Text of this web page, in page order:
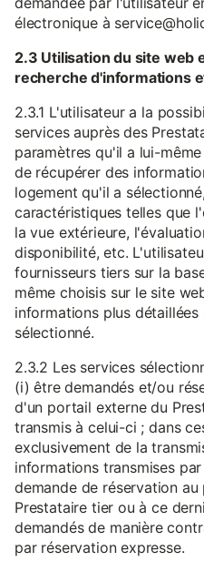
électronique à
2.3 Utilisation du site web
recherche d'informations
2.3.1 L'utilisateur a la
services auprès des
paramètres qu'il a lui-
de récupérer des
logement qu'il a
caractéristiques telles que
la vue extérieure,
disponibilité, etc.
fournisseurs tiers sur la
même choisis sur le site
informations plus
sélectionné.
2.3.2 Les services
(i) être demandés et/ou
d'un portail externe du
transmis à celui-ci ; dans
exclusivement de la
informations transmises
demande de réservation
Prestataire tier ou à ce
demandés de manière
par réservation expresse.